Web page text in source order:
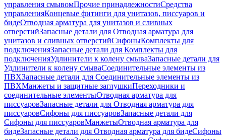
управления смывомПрочие принадлежностиСредства
управленияКонцевые фитинги для унитазов, писсуаров и
бидеОтводная арматура для унитазов и сливных
отверстийЗапасные детали для Отводная арматура для
унитазов и сливных отверстийСифоныКомплекты для
подключенияЗапасные детали для Комплекты для
подключенияУдлинители к колену смываЗапасные детали для
Удлинители к колену смываСоединительные элементы из
ПВХЗапасные детали для Соединительные элементы из
ПВХМанжеты и защитные заглушкиПереходники и
соединительные элементыОтводная арматура для
писсуаровЗапасные детали для Отводная арматура для
писсуаровCифоны для писсуаровЗапасные детали для
Cифоны для писсуаровМанжетыОтводная арматура для
бидеЗапасные детали для Отводная арматура для бидеСифоны